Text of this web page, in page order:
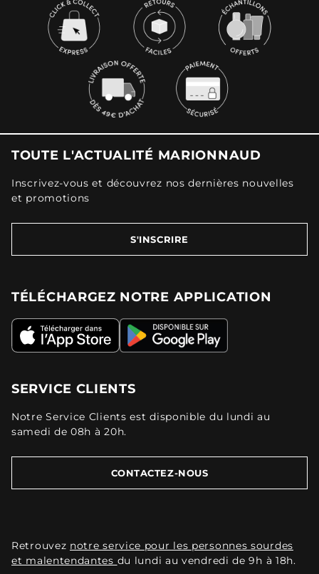
TOUTE L'ACTUALITÉ MARIONNAUD
Inscrivez-vous et découvrez nos dernières nouvelles
et promotions
S'INSCRIRE
TÉLÉCHARGEZ NOTRE APPLICATION
SERVICE CLIENTS
Notre Service Clients est disponible du lundi au
samedi de 08h à 20h.
CONTACTEZ-NOUS
Retrouvez notre service pour les personnes sourdes
et malentendantes du lundi au vendredi de 9h à 18h.